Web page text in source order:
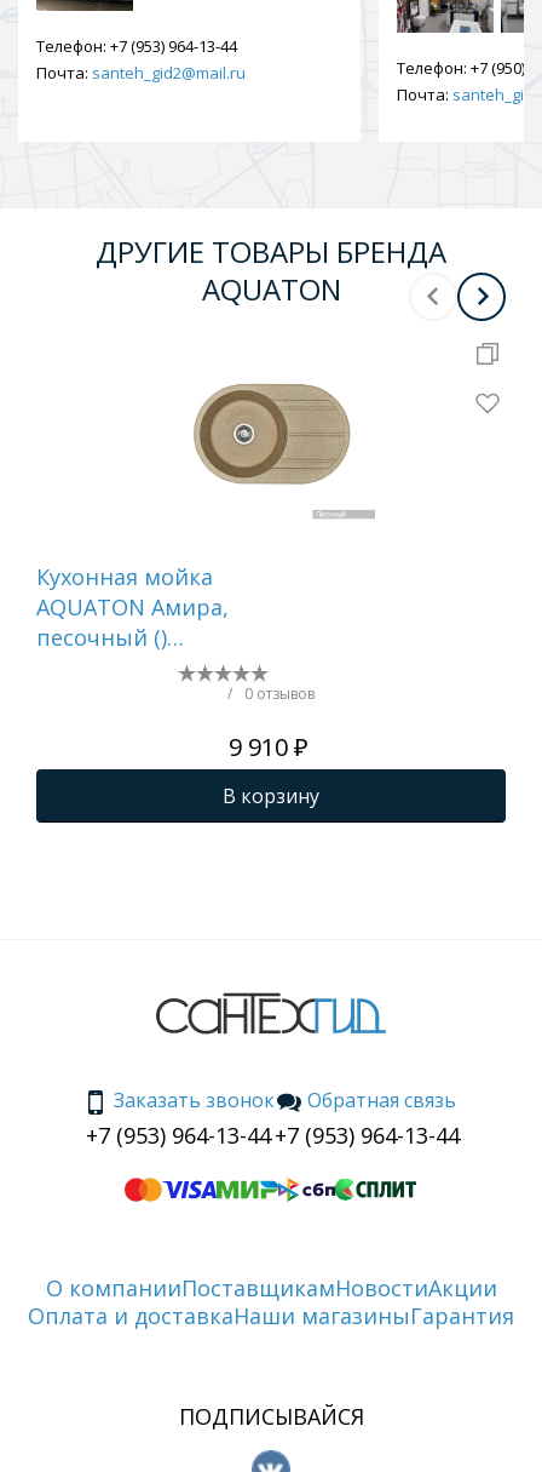
Телефон: +7 (953) 964-13-44
Почта: santeh_gid2@mail.ru Телефон: +7 (950)
Почта:
ДРУГИЕ ТОВАРЫ БРЕНДА
AQUATON
Кухонная мойка
AQUATON Амира,
песочный ()
1A712932AI220
/ 0 отзывов
9 910 ₽
В корзину
Заказать звонок
+7 (953) 964-13-44
Обратная связь
+7 (953) 964-13-44
О компанииПоставщикамНовостиАкции
Оплата и доставкаНаши магазиныГарантия
ПОДПИСЫВАЙСЯ